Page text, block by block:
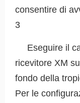
consentire di
3
Eseguire il
ricevitore XM
fondo della
Per le